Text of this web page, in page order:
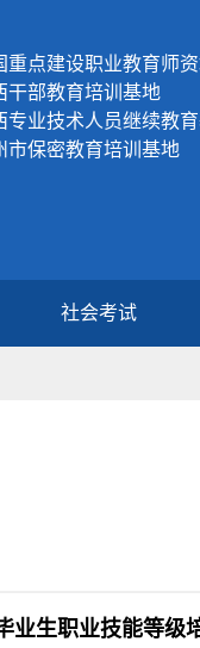
重点建设职业教育师
干部教育培训基地
专业技术人员继续教
市保密教育培训基地
社会考试
业生职业技能等级